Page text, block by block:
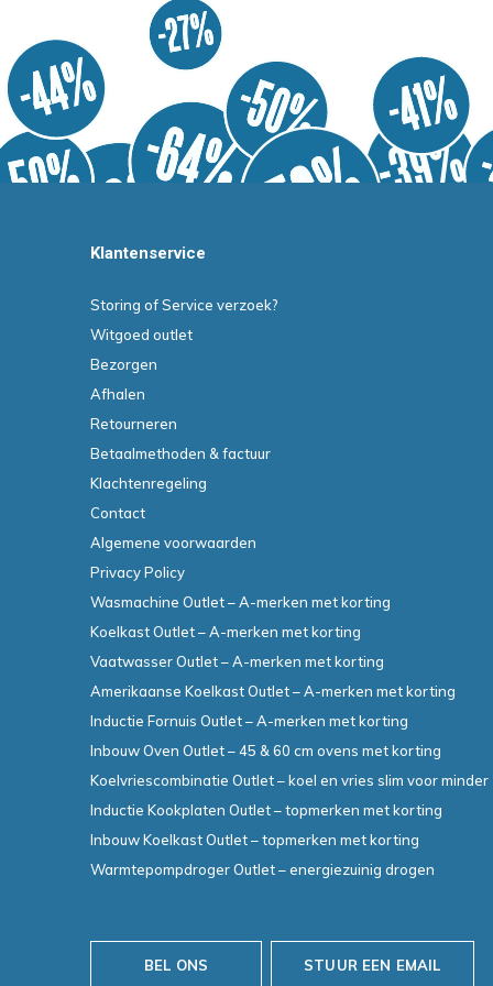
Klantenservice
Storing of Service verzoek?
Witgoed outlet
Bezorgen
Afhalen
Retourneren
Betaalmethoden & factuur
Klachtenregeling
Contact
Algemene voorwaarden
Privacy Policy
Wasmachine Outlet – A-merken met korting
Koelkast Outlet – A-merken met korting
Vaatwasser Outlet – A-merken met korting
Amerikaanse Koelkast Outlet – A-merken met korting
Inductie Fornuis Outlet – A-merken met korting
Inbouw Oven Outlet – 45 & 60 cm ovens met korting
Koelvriescombinatie Outlet – koel en vries slim voor minder
Inductie Kookplaten Outlet – topmerken met korting
Inbouw Koelkast Outlet – topmerken met korting
Warmtepompdroger Outlet – energiezuinig drogen
BEL ONS STUUR EEN EMAIL